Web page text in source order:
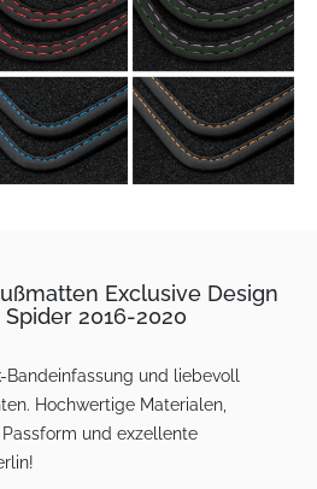
Exclusive Design
2016-2020
und liebevoll
Hochwertige Materialen,
und exzellente